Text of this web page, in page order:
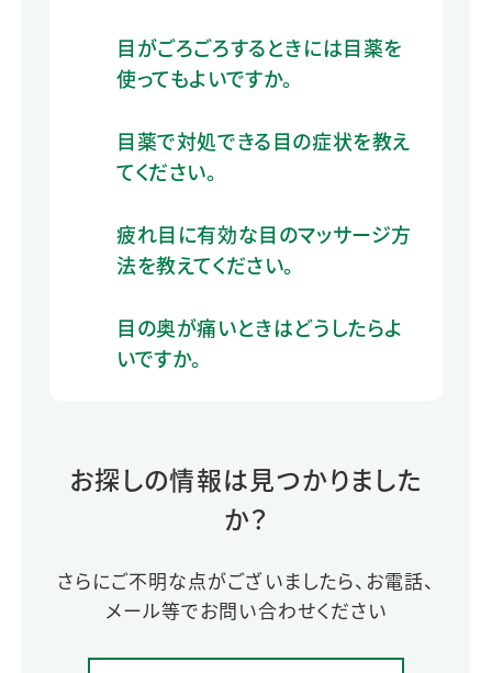
目がごろごろするときには目薬を
使ってもよいですか。
目薬で対処できる目の症状を教え
てください。
疲れ目に有効な目のマッサージ方
法を教えてください。
目の奥が痛いときはどうしたらよ
いですか。
お探しの情報は見つかりました
か？
さらにご不明な点がございましたら、お電話、
メール等でお問い合わせください